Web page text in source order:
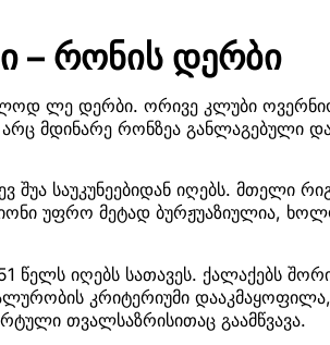
– რონის დერბი
ლე დერბი. ორივე კლუბი
არც მდინარე რონზეა განლაგებული
შუა საუკუნეებიდან იღებს. მთელი
უფრო მეტად ბურჟუაზიულია,
წელს იღებს სათავეს. ქალაქებს
კრიტერიუმი
თვალსაზრისითაც გაამწვავა.